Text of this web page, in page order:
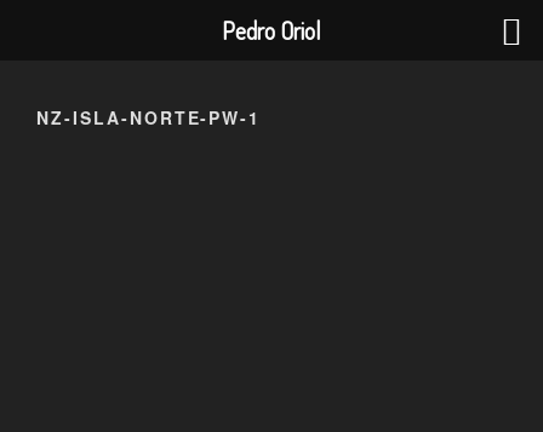
contenido
NZ-ISLA-NORTE-PW-1
Pedro Oriol